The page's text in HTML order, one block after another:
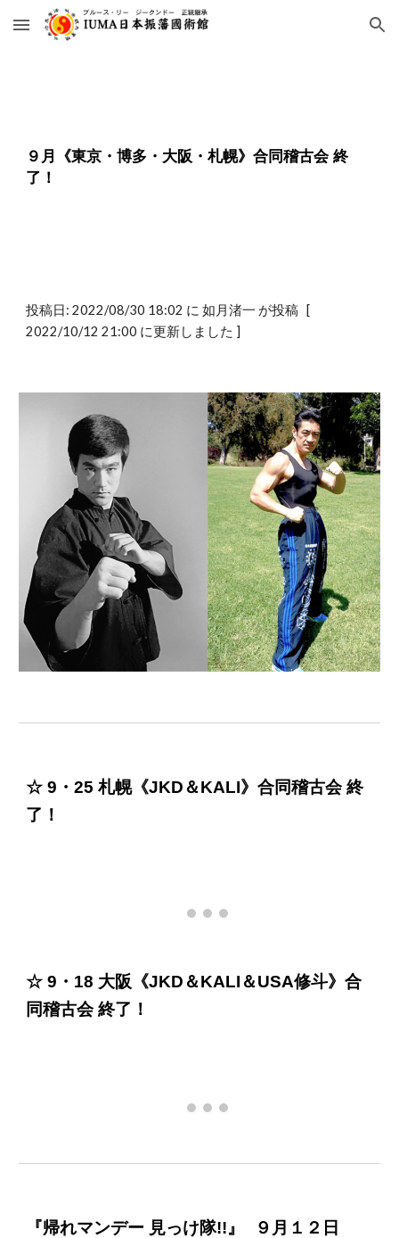
Skip to main content Skip to navigation
９月《東京・博多・大阪・札幌》合同稽古会 終
了！
投稿日:2022/08/30 18:02 に 如月渚一 が投稿 [
2022/10/12 21:00 に更新しました ]
☆ 9・25 札幌《JKD＆KALI》合同稽古会 終
了！
☆ 9・18 大阪《JKD＆KALI＆USA修斗》合
同稽古会 終了！
『帰れマンデー 見っけ隊!!』
９月１２日